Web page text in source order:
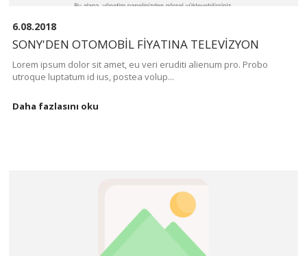
6.08.2018
SONY'DEN OTOMOBIL FIYATINA TELEVIZYON
Lorem ipsum dolor sit amet, eu veri eruditi alienum pro. Probo
utroque luptatum id ius, postea volup...
Daha fazlasını oku